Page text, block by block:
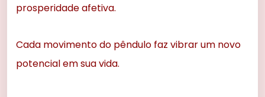
prosperidade afetiva.
Cada movimento do pêndulo faz vibrar um novo
potencial em sua vida.